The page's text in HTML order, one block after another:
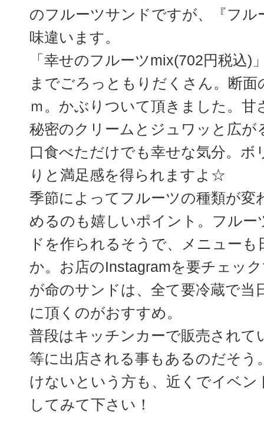
のフルーツサンドですが、『フル
味違います。
「幸せのフルーツmix(702円税込)
までごろっともりだくさん。断
ｍ。かぶりついて頂きました。
秘密のクリームとジュワッと広が
口食べただけでも幸せな気分。ボ
りと満足感を得られますよ☆
季節によってフルーツの種類が変
めるのも嬉しいポイント。フル
ドを作られるそうで、メニュー
か。お店のInstagramを要チェッ
が命のサンドは、全て要冷蔵で当
に頂くのがおすすめ。
普段はキッチンカーで販売されて
等に出店される事もあるのだそう
けないという方も、近くでイベ
してみて下さい！